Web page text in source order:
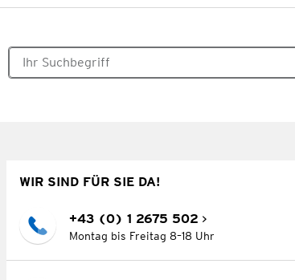
WIR SIND FÜR SIE DA!
+43 (0) 1 2675 502
Montag bis Freitag 8–18 Uhr